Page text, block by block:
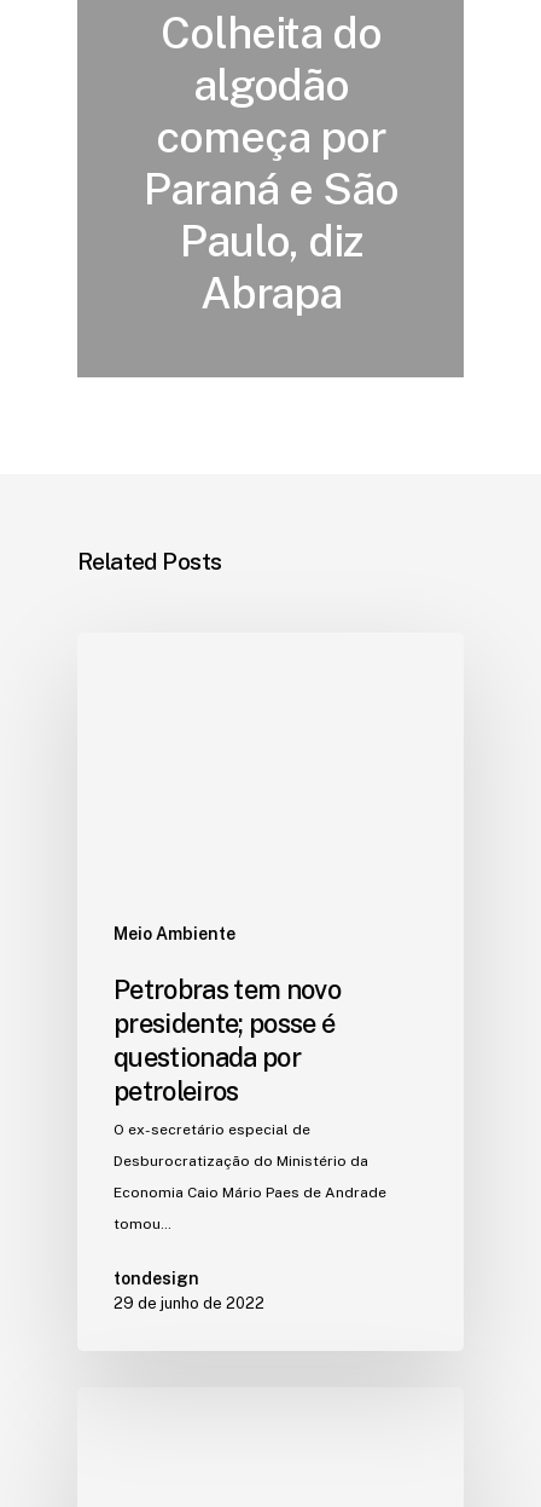
Colheita do
algodão
começa por
Paraná e São
Paulo, diz
Abrapa
Related Posts
Meio Ambiente
Petrobras tem novo
presidente; posse é
questionada por
petroleiros
O ex-secretário especial de
Desburocratização do Ministério da
Economia Caio Mário Paes de Andrade
tomou…
tondesign
29 de junho de 2022